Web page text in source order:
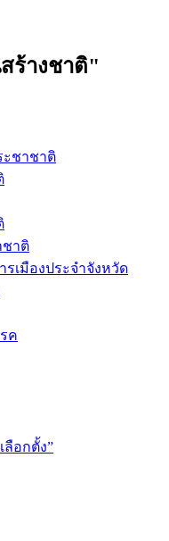
ร้างชาติ"
ะชาชาติ
ชาติ
เมืองประจำจังหวัด
ค
ลือกตั้ง”